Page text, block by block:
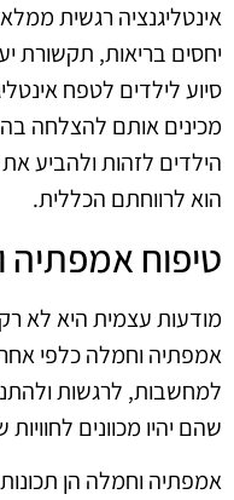
אינטליגנציה רגשית
יחסים בריאות, תקשורת
סיוע לילדים לטפח
מכינים אותם להצלחה
הילדים לזהות ולהביע
הוא לרווחתם הכללית.
טיפוח אמפתיה
מודעות עצמית היא לא
אמפתיה וחמלה כלפי
למחשבות, לרגשות
שהם יהיו מכוונים
אמפתיה וחמלה הן תכונות